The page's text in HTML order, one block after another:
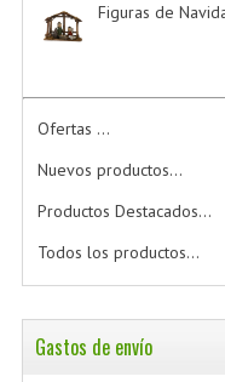
Figuras de
Ofertas ...
Nuevos productos...
Productos Destacados...
Todos los productos...
Gastos de envío